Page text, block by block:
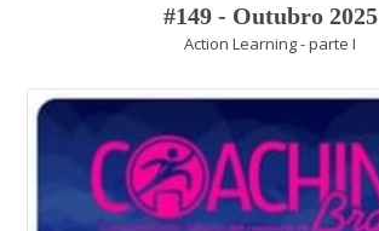
#149 - Outubro 2025
Action Learning - parte I